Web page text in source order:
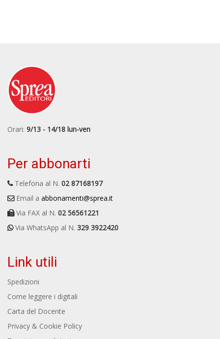
Orari: 9/13 - 14/18 lun-ven
Per abbonarti
Telefona al N. 02 87168197
Email a abbonamenti@sprea.it
Via FAX al N. 02 56561221
Via WhatsApp al N. 329 3922420
Link utili
Spedizioni
Come leggere i digitali
Carta del Docente
Privacy & Cookie Policy